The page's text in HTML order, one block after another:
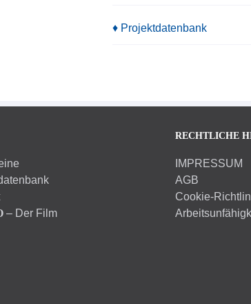
♦ Projektdatenbank
– Der Film
RECHTLICHE
IMPRESSUM
AGB
Cookie-